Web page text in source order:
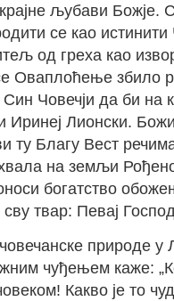
љубави Божје.
се као истинити
од греха као
Оваплоћење збило
Човечји да би на
Иринеј Лионски.
ту Благу Вест
на земљи
богатство
твар: Певај
природе у
чуђењем каже:
Какво је то